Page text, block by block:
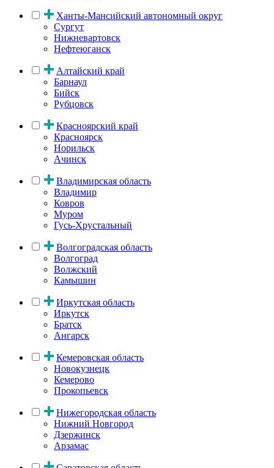
Ханты-Мансийский автономный округ
Сургут
Нижневартовск
Нефтеюганск
Алтайский край
Барнаул
Бийск
Рубцовск
Красноярский край
Красноярск
Норильск
Ачинск
Владимирская область
Владимир
Ковров
Муром
Гусь-Хрустальный
Волгоградская область
Волгоград
Волжский
Камышин
Иркутская область
Иркутск
Братск
Ангарск
Кемеровская область
Новокузнецк
Кемерово
Прокопьевск
Нижегородская область
Нижний Новгород
Дзержинск
Арзамас